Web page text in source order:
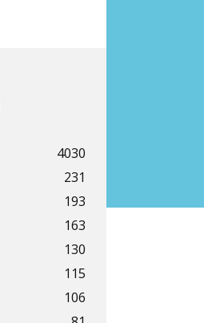
4030
231
193
163
130
115
106